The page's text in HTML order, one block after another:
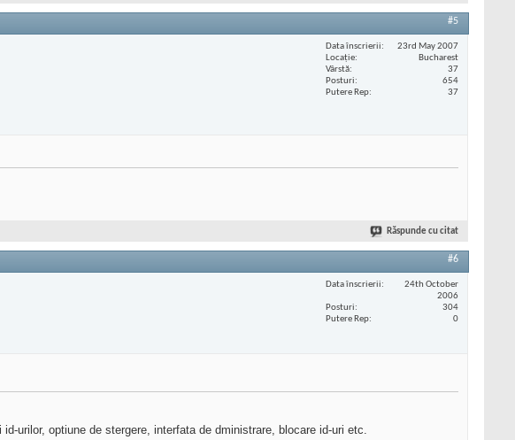
#5
Data înscrierii
23rd May 2007
Locaţie
Bucharest
Vârstă
37
Posturi
654
Putere Rep
37
Răspunde cu citat
#6
Data înscrierii
24th October
2006
Posturi
304
Putere Rep
0
urilor, optiune de stergere, interfata de dministrare, blocare id-uri etc.